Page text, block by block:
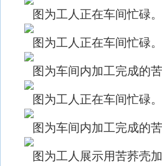
图为工人正在车间忙碌
图为工人正在车间忙碌
图为车间内加工完成的
图为工人正在车间忙碌
图为车间内加工完成的
图为工人展示用苦荞壳